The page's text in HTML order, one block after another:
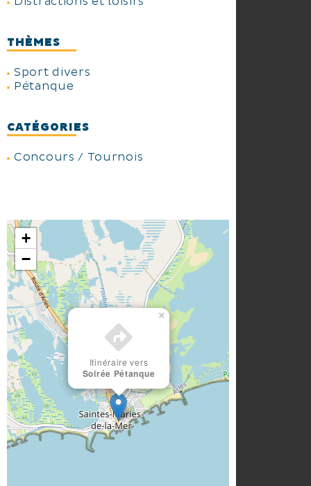
THÈMES
Sport divers
Pétanque
CATÉGORIES
Concours / Tournois
Itinéraire vers
Soirée Pétanque
×
+
−